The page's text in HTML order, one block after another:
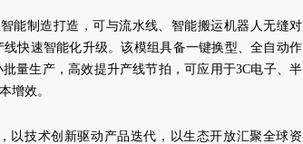
能制造打造，可与流水线、智能搬运机器人无缝对
快速智能化升级。该模组具备一键换型、全自动作
量生产，高效提升产线节拍，可应用于3C电子、半
增效。
以技术创新驱动产品迭代，以生态开放汇聚全球资